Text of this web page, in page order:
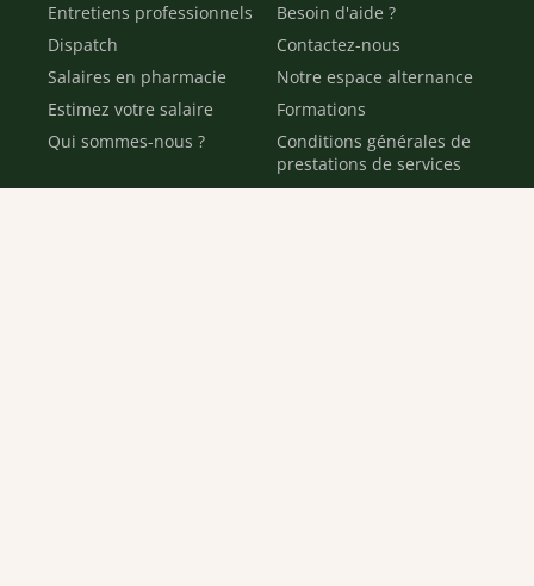
Entretiens professionnels
Dispatch
Salaires en pharmacie
Estimez votre salaire
Qui sommes-nous ?
Besoin d'aide ?
Contactez-nous
Notre espace alternance
Formations
Conditions générales de
prestations de services